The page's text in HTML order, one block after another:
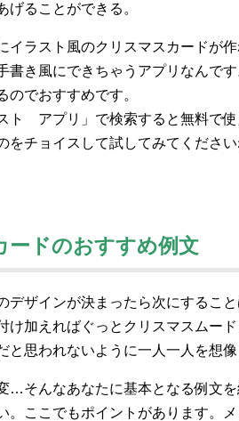
げることができる。
イラスト風のクリスマスカードが
書き風にできちゃうアプリなんで
のでおすすめです。
ト アプリ」で検索すると無料で使
をチョイスして試してみてください
ードのおすすめ例文
デザインが決まったら次にするこ
け加えればぐっとクリスマスムー
と思われないように一人一人を想
…そんなあなたに基本となる例文
。ここでもポイントがあります。